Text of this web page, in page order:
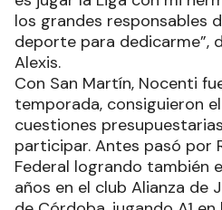
los grandes responsables
deporte para dedicarme”,
Alexis.
Con San Martín, Nocenti
temporada, consiguieron
cuestiones
participar. Antes pasó por
Federal logrando también
años en el club Alianza de